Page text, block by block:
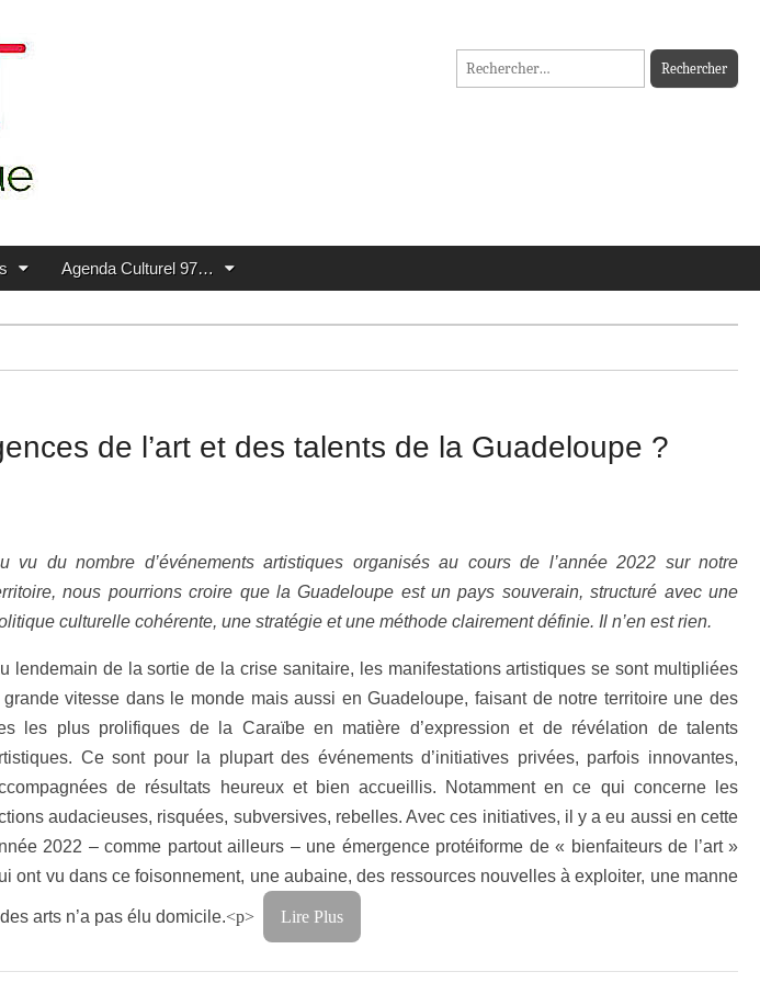
Rechercher :
Agenda Culturel 97…
de l’art et des talents de la Guadeloupe ?
vu du nombre d’événements artistiques organisés au cours de l’année 2022 sur notre
nous pourrions croire que la Guadeloupe est un pays souverain, structuré avec une
culturelle cohérente, une stratégie et une méthode clairement définie. Il n’en est rien.
lendemain de la sortie de la crise sanitaire, les manifestations artistiques se sont multipliées
vitesse dans le monde mais aussi en Guadeloupe, faisant de notre territoire une des
les plus prolifiques de la Caraïbe en matière d’expression et de révélation de talents
Ce sont pour la plupart des événements d’initiatives privées, parfois innovantes,
de résultats heureux et bien accueillis. Notamment en ce qui concerne les
audacieuses, risquées, subversives, rebelles. Avec ces initiatives, il y a eu aussi en cette
2022 – comme partout ailleurs – une émergence protéiforme de « bienfaiteurs de l’art »
ont vu dans ce foisonnement, une aubaine, des ressources nouvelles à exploiter, une manne
arts n’a pas élu domicile.<p> Lire Plus